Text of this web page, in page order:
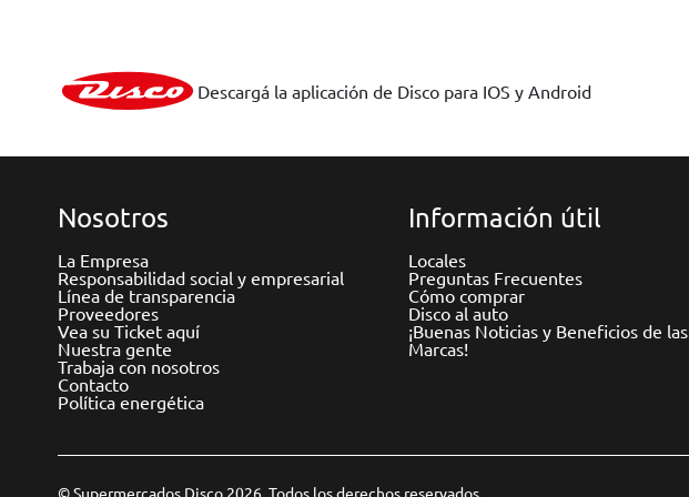
Descargá la aplicación de Disco para IOS y Android
Nosotros
La Empresa
Responsabilidad social y empresarial
Línea de transparencia
Proveedores
Vea su Ticket aquí
Nuestra gente
Trabaja con nosotros
Contacto
Política energética
Información útil
Locales
Preguntas Frecuentes
Cómo comprar
Disco al auto
¡Buenas Noticias y Beneficios de las
Marcas!
© Supermercados Disco 2026. Todos los derechos reservados